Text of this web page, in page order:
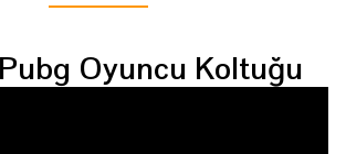
Oyuncu Koltuğu